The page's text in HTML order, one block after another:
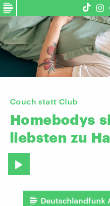
Couch statt Club
Homebodys
liebsten zu
Deutschlandfunk